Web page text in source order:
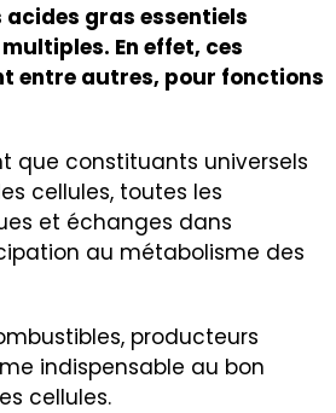
acides gras essentiels
En effet, ces
entre autres, pour fonctions
que constituants universels
cellules, toutes les
et échanges dans
au métabolisme des
producteurs
indispensable au bon
cellules.